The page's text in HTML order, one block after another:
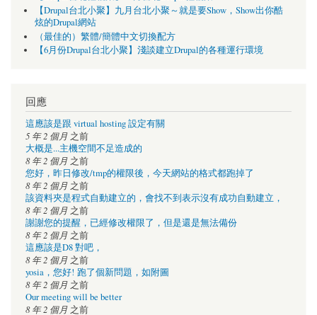
【Drupal台北小聚】九月台北小聚～就是要Show，Show出你酷
炫的Drupal網站
（最佳的）繁體/簡體中文切換配方
【6月份Drupal台北小聚】淺談建立Drupal的各種運行環境
回應
這應該是跟 virtual hosting 設定有關
5 年 2 個月 之前
大概是...主機空間不足造成的
8 年 2 個月 之前
您好，昨日修改/tmp的權限後，今天網站的格式都跑掉了
8 年 2 個月 之前
該資料夾是程式自動建立的，會找不到表示沒有成功自動建立，
8 年 2 個月 之前
謝謝您的提醒，已經修改權限了，但是還是無法備份
8 年 2 個月 之前
這應該是D8 對吧，
8 年 2 個月 之前
yosia，您好! 跑了個新問題，如附圖
8 年 2 個月 之前
Our meeting will be better
8 年 2 個月 之前